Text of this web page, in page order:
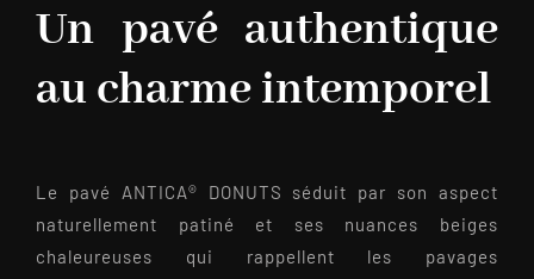
Un pavé authentique
au charme intemporel
Le pavé ANTICA® DONUTS séduit par son aspect
naturellement patiné et ses nuances beiges
chaleureuses qui rappellent les pavages